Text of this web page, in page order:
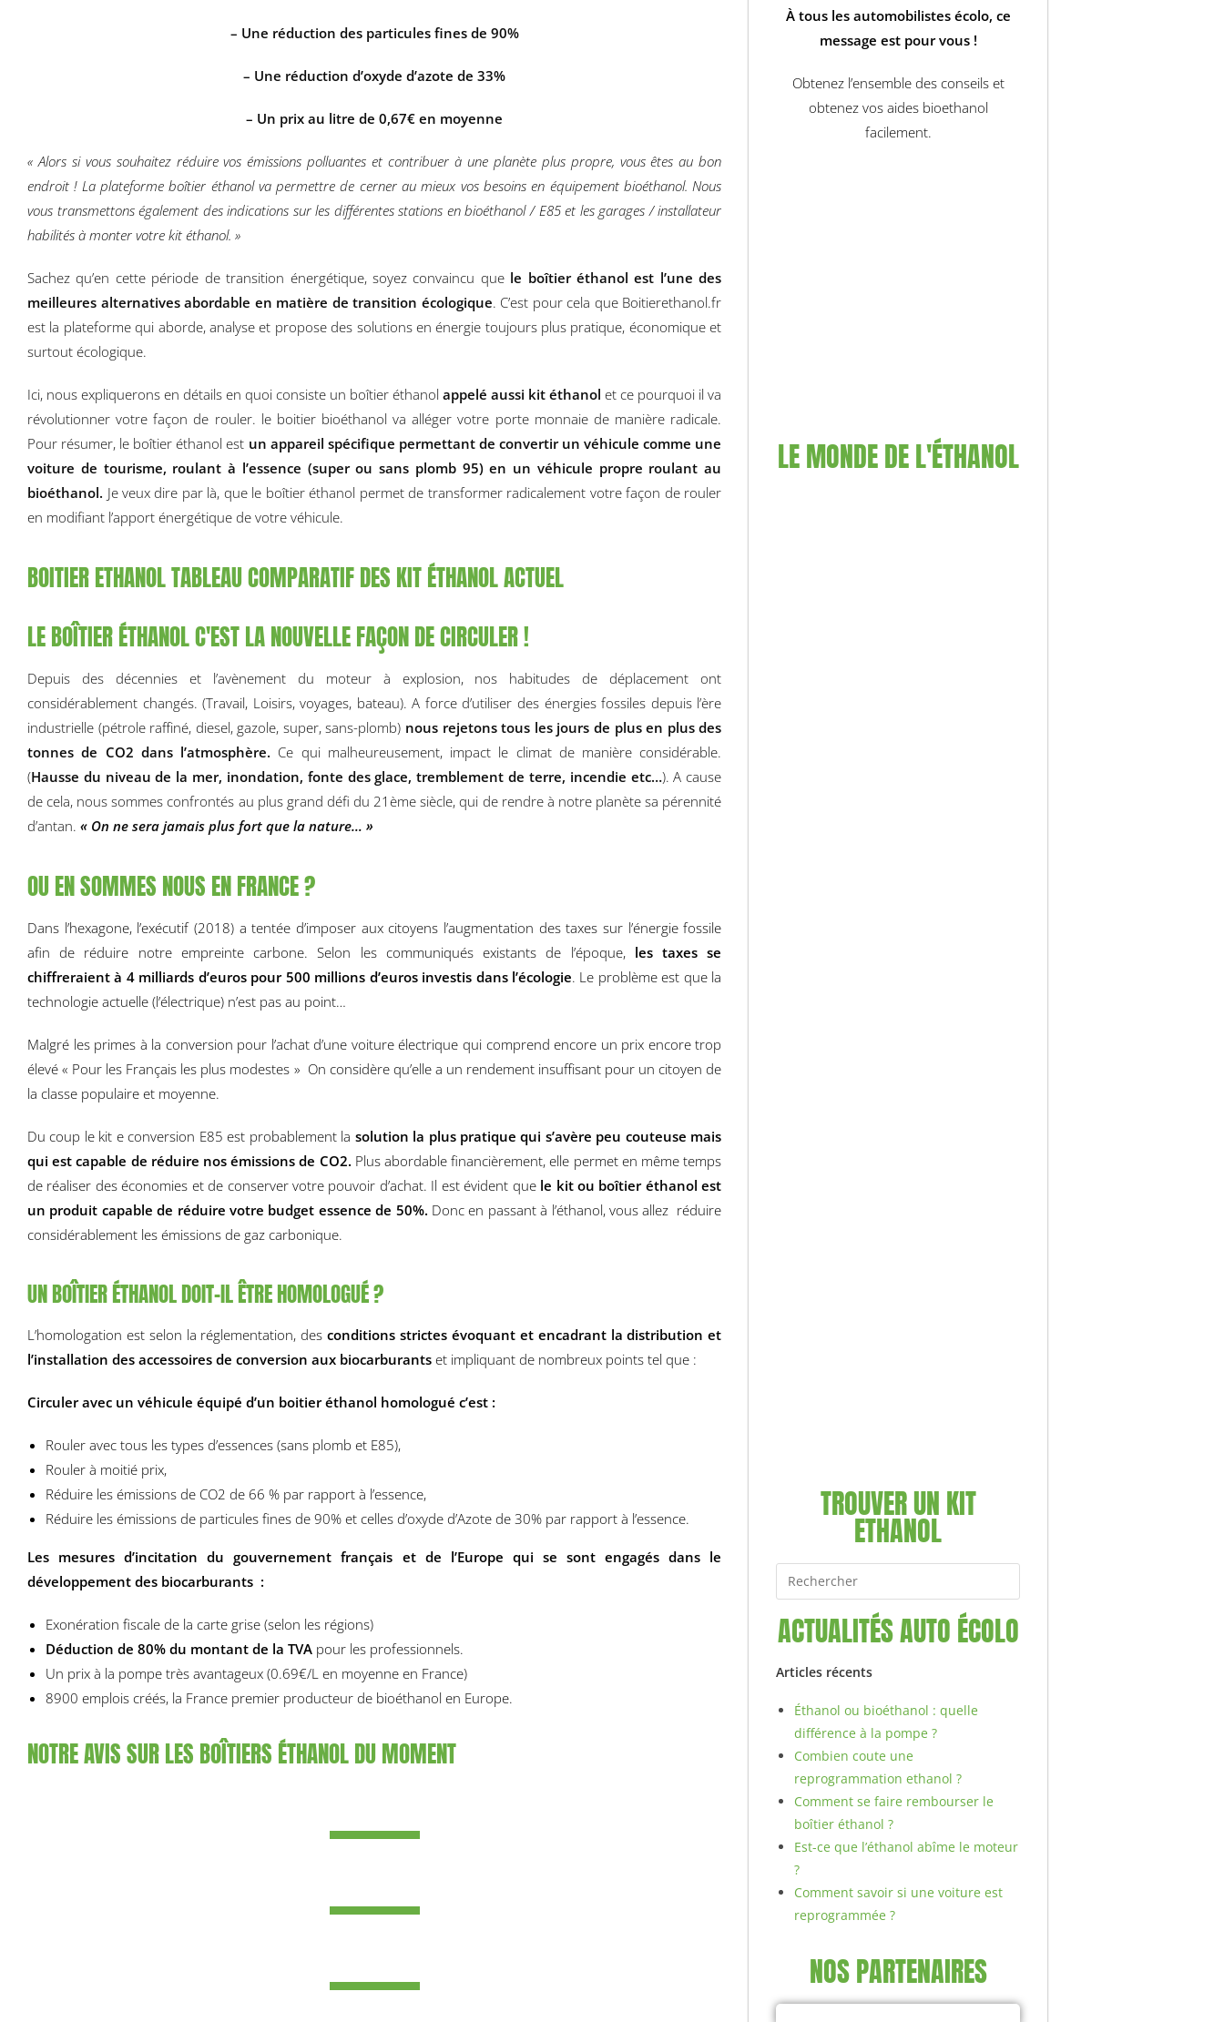
– Une réduction des particules fines de 90%
– Une réduction d’oxyde d’azote de 33%
– Un prix au litre de 0,67€ en moyenne
« Alors si vous souhaitez réduire vos émissions polluantes et contribuer à une planète plus propre, vous êtes au bon
endroit ! La plateforme boîtier éthanol va permettre de cerner au mieux vos besoins en équipement bioéthanol. Nous
vous transmettons également des indications sur les différentes stations en bioéthanol / E85 et les garages / installateur
habilités à monter votre kit éthanol. »
Sachez qu’en cette période de transition énergétique, soyez convaincu que le boîtier éthanol est l’une des
meilleures alternatives abordable en matière de transition écologique. C’est pour cela que Boitierethanol.fr
est la plateforme qui aborde, analyse et propose des solutions en énergie toujours plus pratique, économique et
surtout écologique.
Ici, nous expliquerons en détails en quoi consiste un boîtier éthanolappelé aussi kit éthanol et ce pourquoi il va
révolutionner votre façon de rouler. le boitier bioéthanol va alléger votre porte monnaie de manière radicale.
Pour résumer, le boîtier éthanol est un appareil spécifique permettant de convertir un véhicule comme une
voiture de tourisme, roulant à l’essence (super ou sans plomb 95) en un véhicule propre roulant au
bioéthanol. Je veux dire par là, que le boîtier éthanol permet de transformer radicalement votre façon de rouler
en modifiant l’apport énergétique de votre véhicule.
BOITIER ETHANOL TABLEAU COMPARATIF DES KIT ÉTHANOL ACTUEL
LE BOÎTIER ÉTHANOL C'EST LA NOUVELLE FAÇON DE CIRCULER !
Depuis des décennies et l’avènement du moteur à explosion, nos habitudes de déplacement ont
considérablement changés. (Travail, Loisirs, voyages, bateau). A force d’utiliser des énergies fossiles depuis l’ère
industrielle (pétrole raffiné, diesel, gazole, super, sans-plomb) nous rejetons tous les jours de plus en plus des
tonnes de CO2 dans l’atmosphère. Ce qui malheureusement, impact le climat de manière considérable.
(Hausse du niveau de la mer, inondation, fonte des glace, tremblement de terre, incendie etc…). A cause
de cela, nous sommes confrontés au plus grand défi du 21ème siècle, qui de rendre à notre planète sa pérennité
d’antan. « On ne sera jamais plus fort que la nature… »
OU EN SOMMES NOUS EN FRANCE ?
Dans l’hexagone, l’exécutif (2018) a tentée d’imposer aux citoyens l’augmentation des taxes sur l’énergie fossile
afin de réduire notre empreinte carbone. Selon les communiqués existants de l’époque, les taxes se
chiffreraient à 4 milliards d’euros pour 500 millions d’euros investis dans l’écologie. Le problème est que la
technologie actuelle (l’électrique) n’est pas au point…
Malgré les primes à la conversion pour l’achat d’une voiture électrique qui comprend encore un prix encore trop
élevé « Pour les Français les plus modestes » On considère qu’elle a un rendement insuffisant pour un citoyen de
la classe populaire et moyenne.
Du coup le kit e conversion E85 est probablement la solution la plus pratique qui s’avère peu couteuse mais
qui est capable de réduire nos émissions de CO2. Plus abordable financièrement, elle permet en même temps
de réaliser des économies et de conserver votre pouvoir d’achat. Il est évident que le kit ou boîtier éthanol est
un produit capable de réduire votre budget essence de 50%. Donc en passant à l’éthanol, vous allez réduire
considérablement les émissions de gaz carbonique.
UN BOÎTIER ÉTHANOL DOIT-IL ÊTRE HOMOLOGUÉ ?
L’homologation est selon la réglementation, desconditions strictes évoquant et encadrant la distribution et
l’installation des accessoires de conversion aux biocarburants et impliquant de nombreux points tel que :
Circuler avec un véhicule équipé d’un boitier éthanol homologué c’est :
Rouler avec tous les types d’essences (sans plomb et E85),
Rouler à moitié prix,
Réduire les émissions de CO2 de 66 % par rapport à l’essence,
Réduire les émissions de particules fines de 90% et celles d’oxyde d’Azote de 30% par rapport à l’essence.
Les mesures d’incitation du gouvernement français et de l’Europe qui se sont engagés dans le
développement des biocarburants :
Exonération fiscale de la carte grise (selon les régions)
Déduction de 80% du montant de la TVA pour les professionnels.
Un prix à la pompe très avantageux (0.69€/L en moyenne en France)
8900 emplois créés, la France premier producteur de bioéthanol en Europe.
NOTRE AVIS SUR LES BOÎTIERS ÉTHANOL DU MOMENT
À tous les automobilistes écolo, ce
message est pour vous !
Obtenez l’ensemble des conseils et
obtenez vos aides bioethanol
facilement.
LE MONDE DE L'ÉTHANOL
TROUVER UN KIT
ETHANOL
ACTUALITÉS AUTO ÉCOLO
Articles récents
Éthanol ou bioéthanol : quelle
différence à la pompe ?
Combien coute une
reprogrammation ethanol ?
Comment se faire rembourser le
boîtier éthanol ?
Est-ce que l’éthanol abîme le moteur
?
Comment savoir si une voiture est
reprogrammée ?
NOS PARTENAIRES